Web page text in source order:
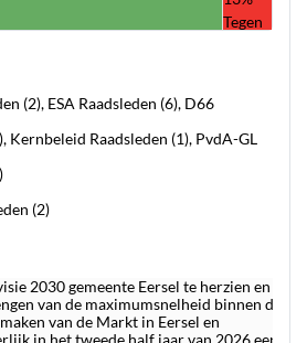
Tegen
(2), ESA Raadsleden (6), D66
Kernbeleid Raadsleden (1), PvdA-GL
(2)
2030 gemeente Eersel te herzien en
van de maximumsnelheid binnen de
van de Markt in Eersel en
in het tweede half jaar van 2026 een